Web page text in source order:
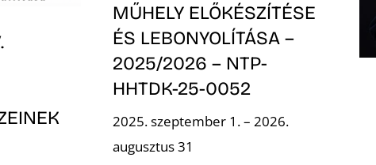
MŰHELY ELŐKÉSZÍTÉSE
ÉS LEBONYOLÍTÁSA –
2025/2026 – NTP-
HHTDK-25-0052
2025. szeptember 1. – 2026.
augusztus 31